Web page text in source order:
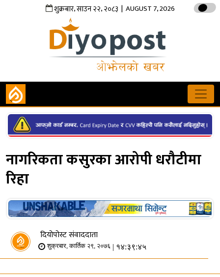
शुक्रबार,साउन२२,२०८३ | AUGUST 7, 2026
नागरिकता कसुरका आरोपी धरौटीमा
रिहा
दियोपोस्ट संवाददाता
शुक्रबार, कार्तिक २९, २०७६ | १४:३९:४५